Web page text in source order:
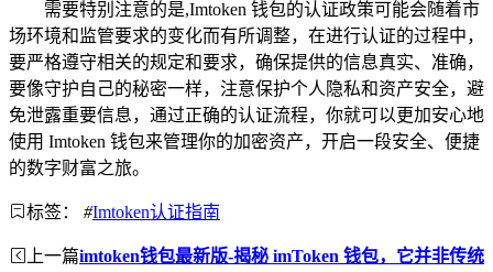
需要特别注意的是,Imtoken 钱包的认证政策可能会随着市
场环境和监管要求的变化而有所调整，在进行认证的过程中，
要严格遵守相关的规定和要求，确保提供的信息真实、准确，
要像守护自己的秘密一样，注意保护个人隐私和资产安全，避
免泄露重要信息，通过正确的认证流程，你就可以更加安心地
使用 Imtoken 钱包来管理你的加密资产，开启一段安全、便捷
的数字财富之旅。
标签： #Imtoken认证指南
上一篇imtoken钱包最新版-揭秘 imToken 钱包，它并非传统